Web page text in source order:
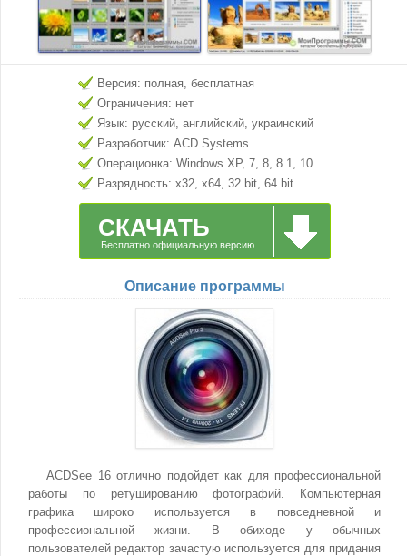
Версия: полная, бесплатная
Ограничения: нет
Язык: русский, английский, украинский
Разработчик: ACD Systems
Операционка: Windows XP, 7, 8, 8.1, 10
Разрядность: x32, x64, 32 bit, 64 bit
СКАЧАТЬ
Бесплатно официальную версию
Описание программы
ACDSee 16 отлично подойдет как для профессиональной
работы по ретушированию фотографий. Компьютерная
графика широко используется в повседневной и
профессиональной жизни. В обиходе у обычных
пользователей редактор зачастую используется для придания